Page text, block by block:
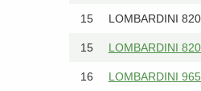
15 LOMBARDINI
15 LOMBARDINI
16 LOMBARDINI